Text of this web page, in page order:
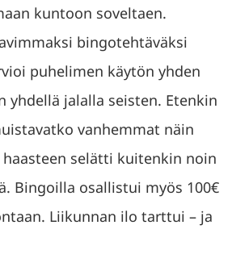
kuntoon soveltaen.
bingotehtäväksi
puhelimen käytön yhden
yhdellä jalalla seisten. Etenkin
vanhemmat näin
selätti kuitenkin noin
Bingoilla osallistui myös 100€
Liikunnan ilo tarttui – ja